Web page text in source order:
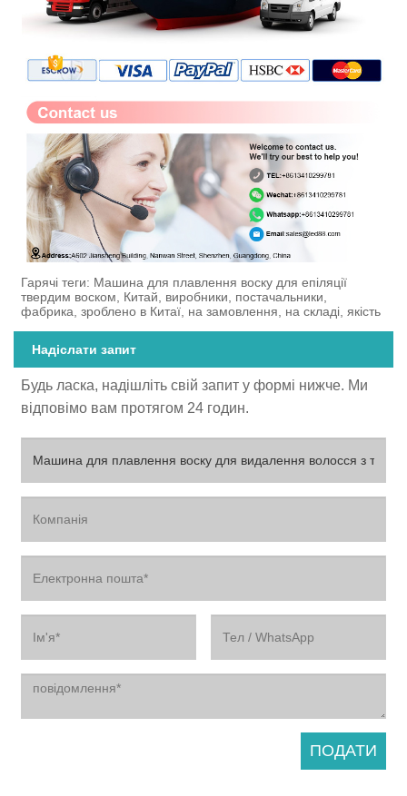
Гарячі теги: Машина для плавлення воску для епіляції
твердим воском, Китай, виробники, постачальники,
фабрика, зроблено в Китаї, на замовлення, на складі, якість
Надіслати запит
Будь ласка, надішліть свій запит у формі нижче. Ми
відповімо вам протягом 24 годин.